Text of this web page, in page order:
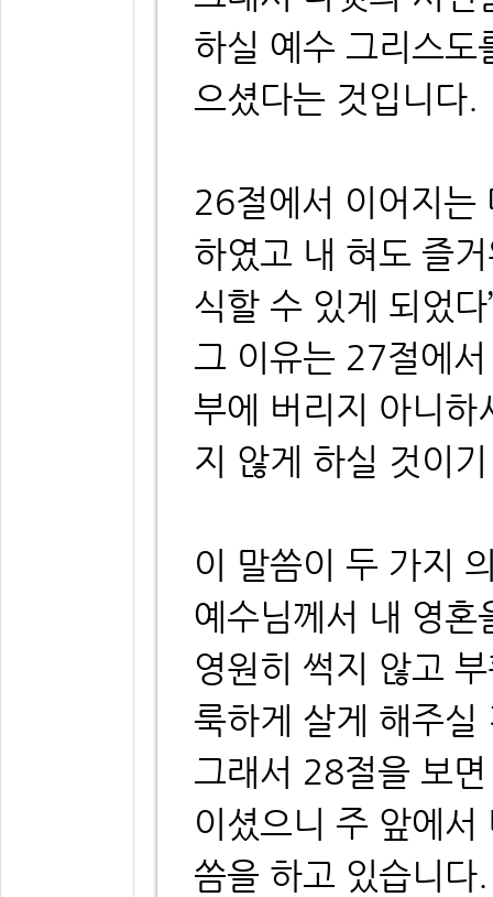
하실 예수 그리스도
으셨다는 것입니다.
26절에서 이어지는
하였고 내 혀도 즐
식할 수 있게 되었
그 이유는 27절에
부에 버리지 아니하
지 않게 하실 것이
이 말씀이 두 가지
예수님께서 내 영혼
영원히 썩지 않고
룩하게 살게 해주실
그래서 28절을 보
이셨으니 주 앞에서
씀을 하고 있습니다.